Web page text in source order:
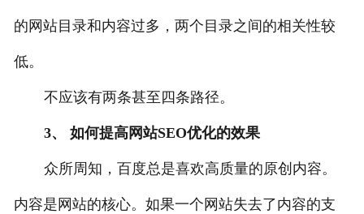
的网站目录和内容过多，两个目录之间的相关性较
低。
不应该有两条甚至四条路径。
3、 如何提高网站SEO优化的效果
众所周知，百度总是喜欢高质量的原创内容。
内容是网站的核心。如果一个网站失去了内容的支